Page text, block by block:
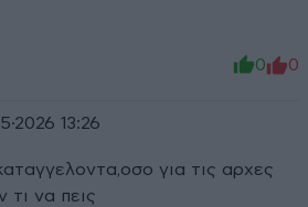
0 0
13:26
για τις αρχες
τι να πεις